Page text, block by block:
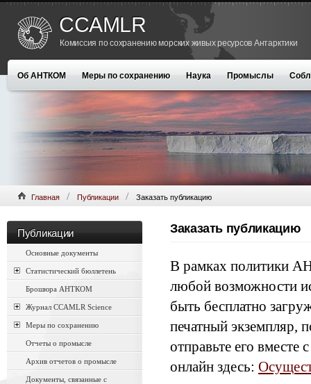
CCAMLR
Комиссия по сохранению морских живых ресурсов Антарктики
Об АНТКОМ Меры по сохранению Наука Промыслы
Главная Публикации Заказать публикацию
Публикации
Основные документы
Статистический бюллетень
Брошюра АНТКОМ
Журнал CCAMLR Science
Меры по сохранению
Отчеты о промысле
Архив отчетов о промысле
Документы, связанные с
Заказать публикацию
В рамках политики
любой возможности
быть бесплатно
печатный экземпляр,
отправьте его вместе
онлайн здесь: